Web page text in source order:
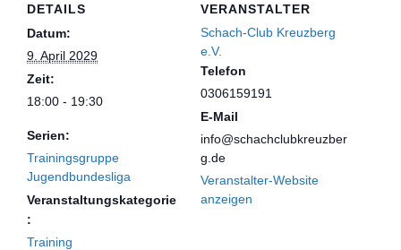
DETAILS
Datum:
9. April 2029
Zeit:
18:00 - 19:30
Serien:
Trainingsgruppe
Jugendbundesliga
Veranstaltungskategorie
:
Training
VERANSTALTER
Schach-Club Kreuzberg
e.V.
Telefon
0306159191
E-Mail
info@schachclubkreuzber
g.de
Veranstalter-Website
anzeigen